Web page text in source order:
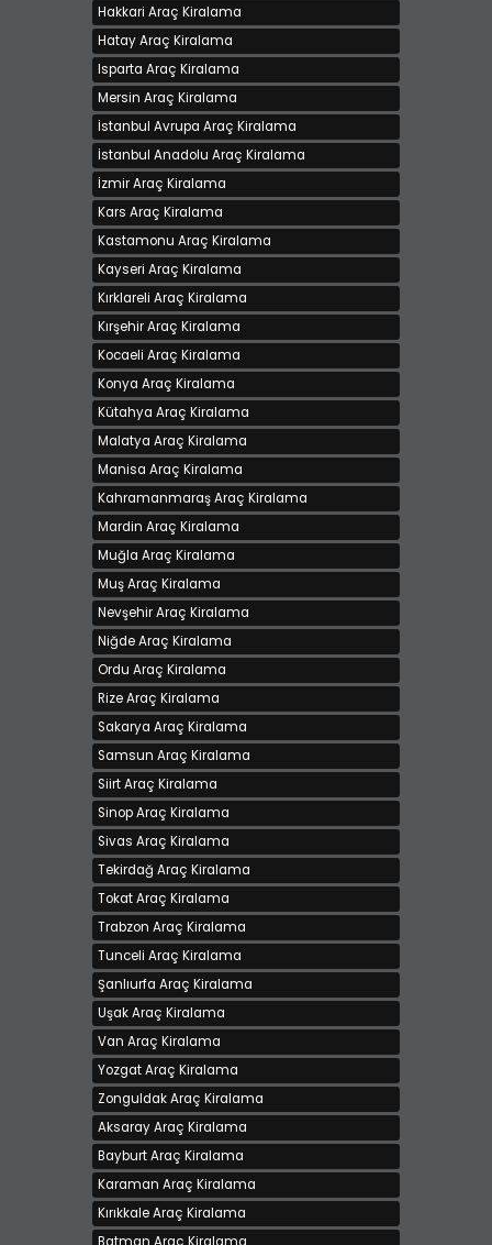
Hakkari Araç Kiralama
Hatay Araç Kiralama
Isparta Araç Kiralama
Mersin Araç Kiralama
İstanbul Avrupa Araç Kiralama
İstanbul Anadolu Araç Kiralama
İzmir Araç Kiralama
Kars Araç Kiralama
Kastamonu Araç Kiralama
Kayseri Araç Kiralama
Kırklareli Araç Kiralama
Kırşehir Araç Kiralama
Kocaeli Araç Kiralama
Konya Araç Kiralama
Kütahya Araç Kiralama
Malatya Araç Kiralama
Manisa Araç Kiralama
Kahramanmaraş Araç Kiralama
Mardin Araç Kiralama
Muğla Araç Kiralama
Muş Araç Kiralama
Nevşehir Araç Kiralama
Niğde Araç Kiralama
Ordu Araç Kiralama
Rize Araç Kiralama
Sakarya Araç Kiralama
Samsun Araç Kiralama
Siirt Araç Kiralama
Sinop Araç Kiralama
Sivas Araç Kiralama
Tekirdağ Araç Kiralama
Tokat Araç Kiralama
Trabzon Araç Kiralama
Tunceli Araç Kiralama
Şanlıurfa Araç Kiralama
Uşak Araç Kiralama
Van Araç Kiralama
Yozgat Araç Kiralama
Zonguldak Araç Kiralama
Aksaray Araç Kiralama
Bayburt Araç Kiralama
Karaman Araç Kiralama
Kırıkkale Araç Kiralama